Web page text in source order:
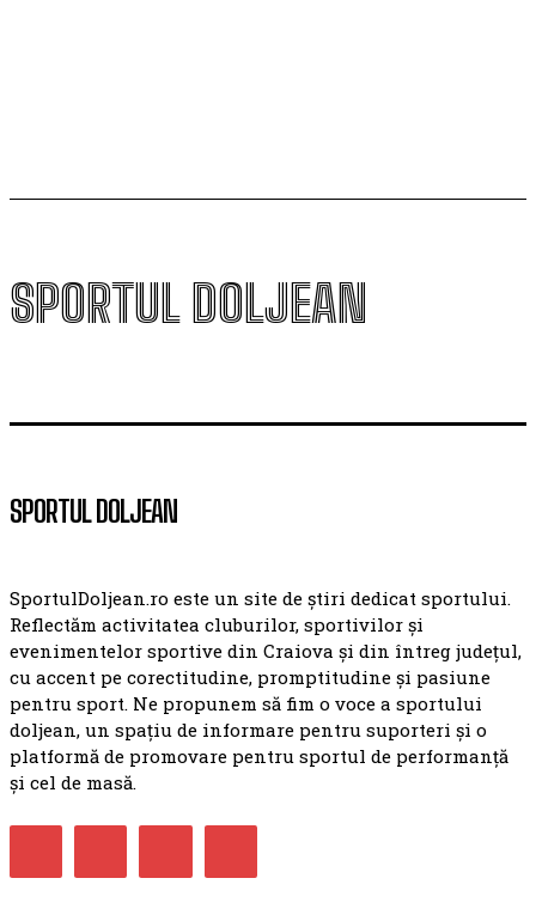
SPORTUL DOLJEAN
SPORTUL DOLJEAN
SportulDoljean.ro este un site de știri dedicat sportului.
Reflectăm activitatea cluburilor, sportivilor și
evenimentelor sportive din Craiova și din întreg județul,
cu accent pe corectitudine, promptitudine și pasiune
pentru sport. Ne propunem să fim o voce a sportului
doljean, un spațiu de informare pentru suporteri și o
platformă de promovare pentru sportul de performanță
și cel de masă.